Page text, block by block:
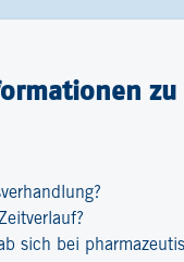
zu
sich bei